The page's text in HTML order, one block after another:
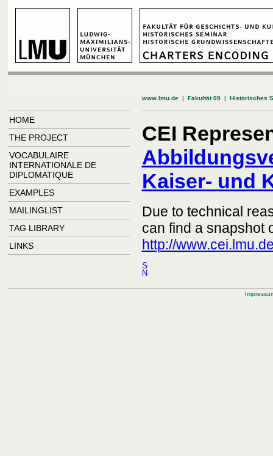
www.lmu.de| Fakultät 09| Historisches
HOME
THE PROJECT
VOCABULAIRE
INTERNATIONALE DE
DIPLOMATIQUE
EXAMPLES
MAILINGLIST
TAG LIBRARY
LINKS
CEI
Kaiser- und
Due to technical
can find a snapshot
http://